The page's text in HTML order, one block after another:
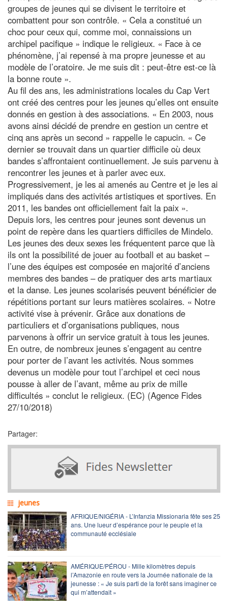
groupes de jeunes qui se divisent le territoire et
combattent pour son contrôle. « Cela a constitué un
choc pour ceux qui, comme moi, connaissions un
archipel pacifique » indique le religieux. « Face à ce
phénomène, j’ai repensé à ma propre jeunesse et au
modèle de l’oratoire. Je me suis dit : peut-être est-ce là
la bonne route ».
Au fil des ans, les administrations locales du Cap Vert
ont créé des centres pour les jeunes qu’elles ont ensuite
donnés en gestion à des associations. « En 2003, nous
avons ainsi décidé de prendre en gestion un centre et
cinq ans après un second » rappelle le capucin. « Ce
dernier se trouvait dans un quartier difficile où deux
bandes s’affrontaient continuellement. Je suis parvenu à
rencontrer les jeunes et à parler avec eux.
Progressivement, je les ai amenés au Centre et je les ai
impliqués dans des activités artistiques et sportives. En
2011, les bandes ont officiellement fait la paix ».
Depuis lors, les centres pour jeunes sont devenus un
point de repère dans les quartiers difficiles de Mindelo.
Les jeunes des deux sexes les fréquentent parce que là
ils ont la possibilité de jouer au football et au basket –
l’une des équipes est composée en majorité d’anciens
membres des bandes – de pratiquer des arts martiaux
et la danse. Les jeunes scolarisés peuvent bénéficier de
répétitions portant sur leurs matières scolaires. « Notre
activité vise à prévenir. Grâce aux donations de
particuliers et d’organisations publiques, nous
parvenons à offrir un service gratuit à tous les jeunes.
En outre, de nombreux jeunes s’engagent au centre
pour porter de l’avant les activités. Nous sommes
devenus un modèle pour tout l’archipel et ceci nous
pousse à aller de l’avant, même au prix de mille
difficultés » conclut le religieux. (EC) (Agence Fides
27/10/2018)
Partager:
jeunes
AFRIQUE/NIGÉRIA - L’Infanzia Missionaria fête ses 25
ans. Une lueur d’espérance pour le peuple et la
communauté ecclésiale
AMÉRIQUE/PÉROU - Mille kilomètres depuis
l’Amazonie en route vers la Journée nationale de la
jeunesse : « Je suis parti de la forêt sans imaginer ce
qui m’attendait »